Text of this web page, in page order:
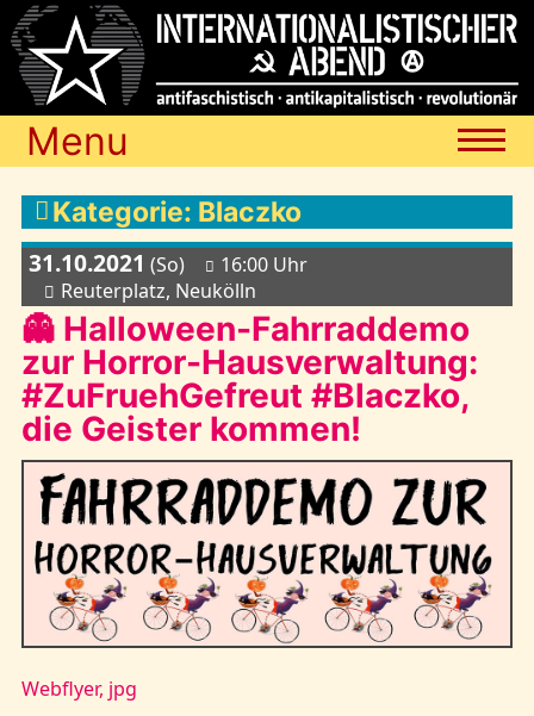
Menu
Termine
Blog
Media
Archiv
Links
Kontakt
Kategorie: Blaczko
31.10.2021 (So)
16:00 Uhr
Reuterplatz, Neukölln
👻 Halloween-Fahrraddemo
zur Horror-Hausverwaltung:
#ZuFruehGefreut #Blaczko,
die Geister kommen!
Webflyer, jpg